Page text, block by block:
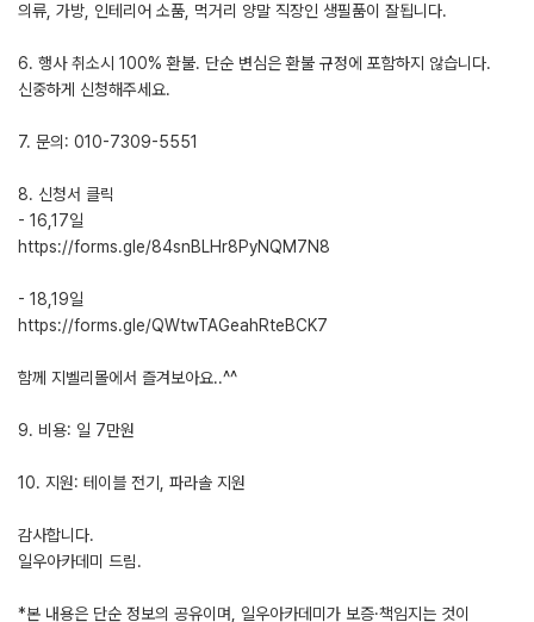
의류, 가방, 인테리어 소품, 먹거리 양말 직장인 생필품이 잘됩니다.
6. 행사 취소시 100% 환불. 단순 변심은 환불 규정에 포함하지 않습니다.
신중하게 신청해주세요.
7. 문의: 010-7309-5551
8. 신청서 클릭
- 16,17일
https://forms.gle/84snBLHr8PyNQM7N8
- 18,19일
https://forms.gle/QWtwTAGeahRteBCK7
함께 지벨리몰에서 즐겨보아요..^^
9. 비용: 일 7만원
10. 지원: 테이블 전기, 파라솔 지원
감사합니다.
일우아카데미 드림.
*본 내용은 단순 정보의 공유이며, 일우아카데미가 보증·책임지는 것이